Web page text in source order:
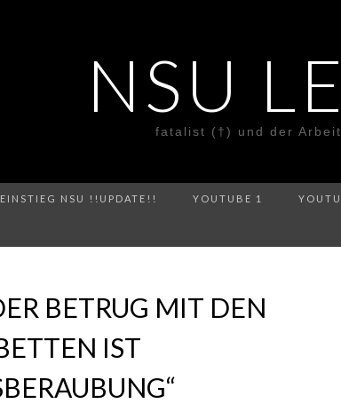
NSU
fatalist (†) und der
NSU !!UPDATE!! YOUTUBE 1
BETRUG MIT DEN
IST